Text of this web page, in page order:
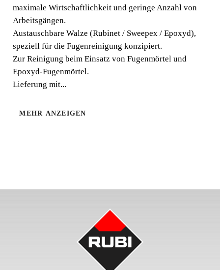
maximale Wirtschaftlichkeit und geringe Anzahl von
Arbeitsgängen.
Austauschbare Walze (Rubinet / Sweepex / Epoxyd),
speziell für die Fugenreinigung konzipiert.
Zur Reinigung beim Einsatz von Fugenmörtel und
Epoxyd-Fugenmörtel.
Lieferung mit...
MEHR ANZEIGEN